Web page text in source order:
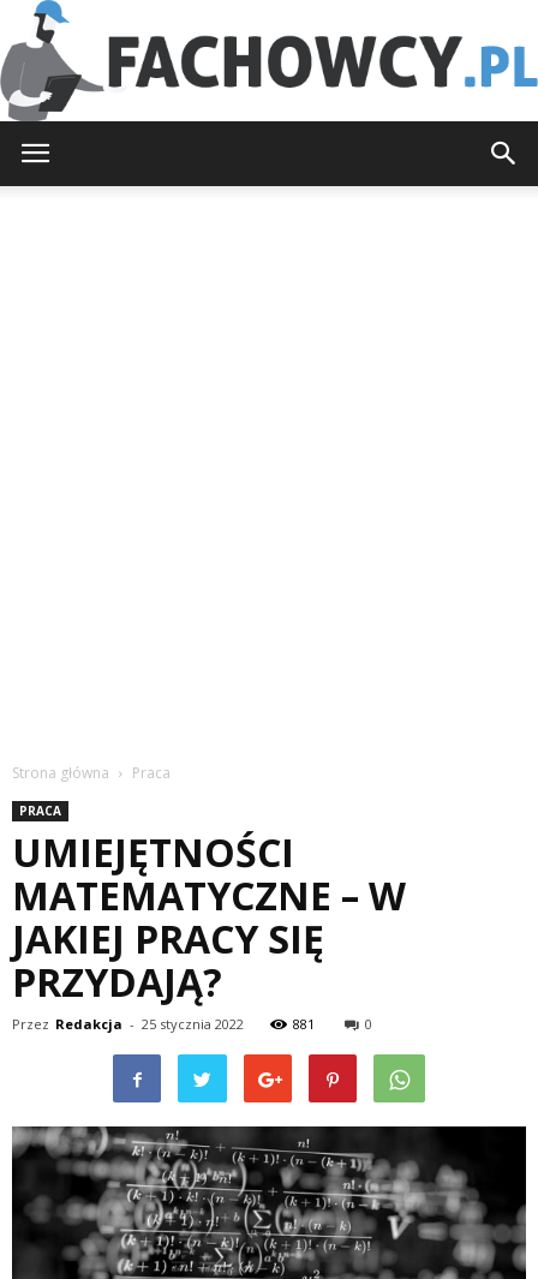
Strona główna Praca
PRACA
UMIEJĘTNOŚCI
MATEMATYCZNE – W
JAKIEJ PRACY SIĘ
PRZYDAJĄ?
Przez Redakcja - 25 stycznia 2022 881 0